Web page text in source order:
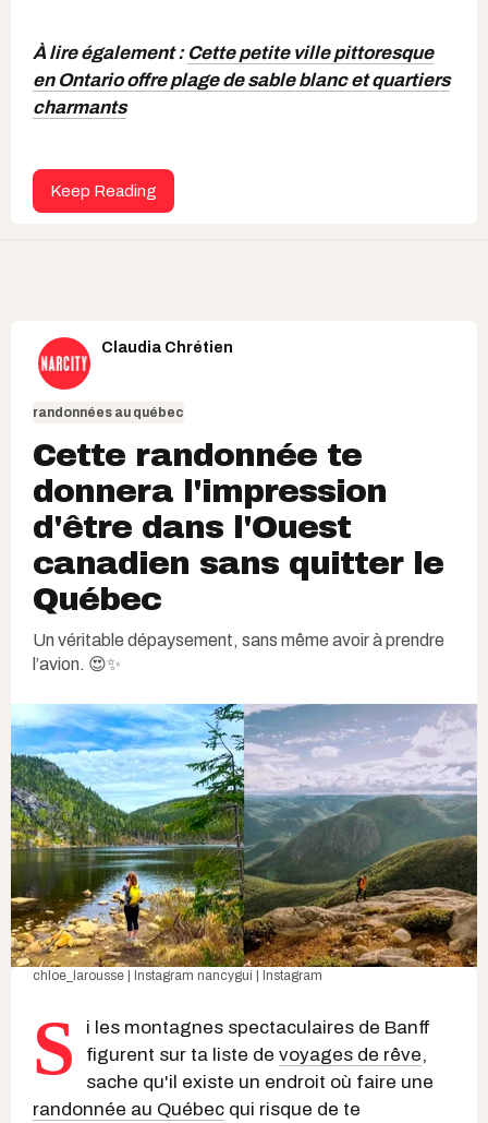
À lire également : Cette petite ville pittoresque
en Ontario offre plage de sable blanc et quartiers
charmants
Keep Reading
Claudia Chrétien
randonnées au québec
Cette randonnée te
donnera l'impression
d'être dans l'Ouest
canadien sans quitter le
Québec
Un véritable dépaysement, sans même avoir à prendre
l’avion. 😍✨
chloe_larousse | Instagram nancygui | Instagram
S
i les montagnes spectaculaires de Banff
figurent sur ta liste de voyages de rêve,
sache qu'il existe un endroit où faire une
randonnée au Québec qui risque de te